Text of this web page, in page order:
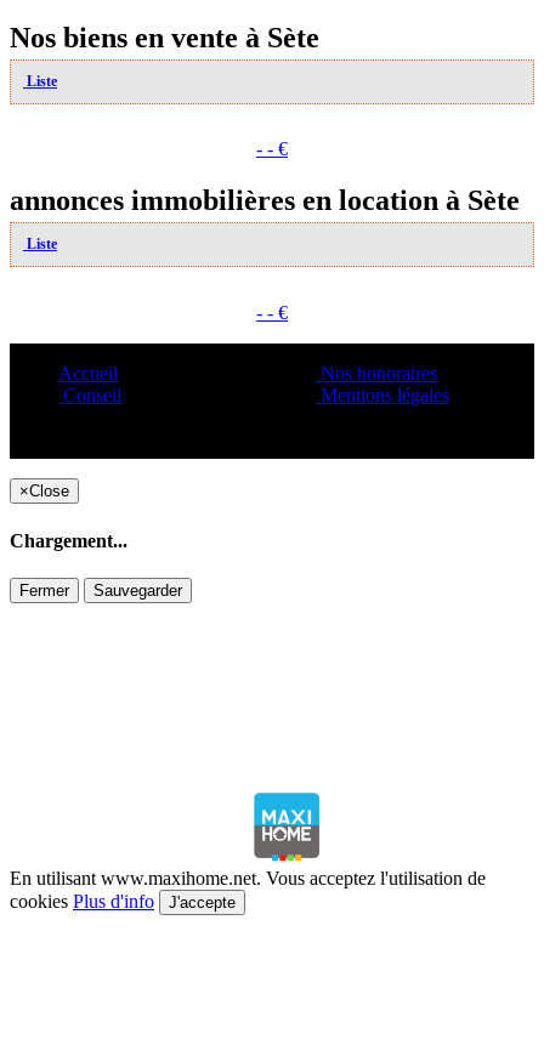
Nos biens en vente à Sète
Liste
- - €
annonces immobilières en location à Sète
Liste
- - €
Accueil
Conseil
Nos honoraires
Mentions légales
×Close
Chargement...
Fermer Sauvegarder
En utilisant www.maxihome.net. Vous acceptez l'utilisation de
cookies Plus d'info J'accepte